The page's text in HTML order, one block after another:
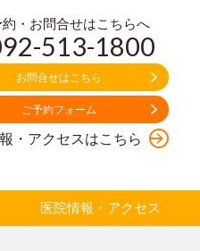
約・お問合せはこちらへ
513-1800
お問合せはこちら
ご予約フォーム
・アクセスはこちら
医院情報・アクセス